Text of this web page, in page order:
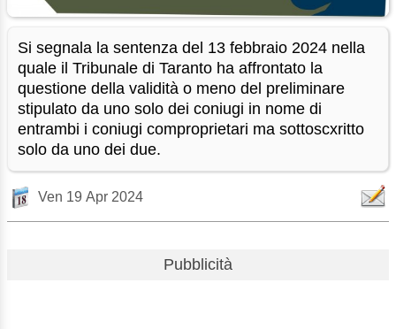
Si segnala la sentenza del 13 febbraio 2024 nella
quale il Tribunale di Taranto ha affrontato la
questione della validità o meno del preliminare
stipulato da uno solo dei coniugi in nome di
entrambi i coniugi comproprietari ma sottoscxritto
solo da uno dei due.
Ven 19 Apr 2024
Pubblicità